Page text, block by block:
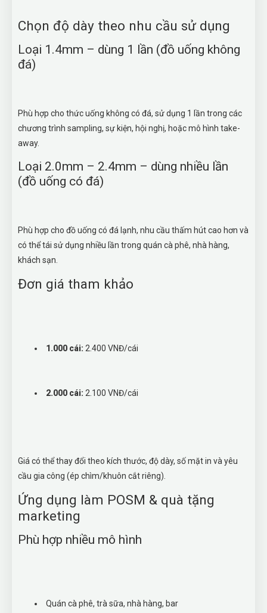
Chọn độ dày theo nhu cầu sử dụng
Loại 1.4mm – dùng 1 lần (đồ uống không
đá)
Phù hợp cho thức uống không có đá, sử dụng 1 lần trong các
chương trình sampling, sự kiện, hội nghị, hoặc mô hình take-
away.
Loại 2.0mm – 2.4mm – dùng nhiều lần
(đồ uống có đá)
Phù hợp cho đồ uống có đá lạnh, nhu cầu thấm hút cao hơn và
có thể tái sử dụng nhiều lần trong quán cà phê, nhà hàng,
khách sạn.
Đơn giá tham khảo
1.000 cái: 2.400 VNĐ/cái
2.000 cái: 2.100 VNĐ/cái
Giá có thể thay đổi theo kích thước, độ dày, số mặt in và yêu
cầu gia công (ép chìm/khuôn cắt riêng).
Ứng dụng làm POSM & quà tặng
marketing
Phù hợp nhiều mô hình
Quán cà phê, trà sữa, nhà hàng, bar